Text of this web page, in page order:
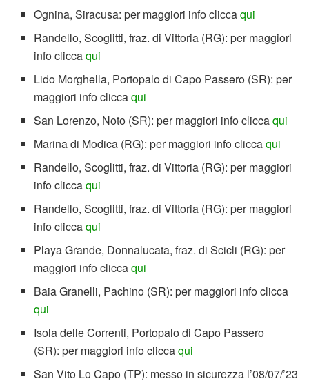
Ognina, Siracusa: per maggiori info cliccaqui
Randello, Scoglitti, fraz. di Vittoria (RG): per maggiori
info cliccaqui
Lido Morghella, Portopalo di Capo Passero (SR): per
maggiori info cliccaqui
San Lorenzo, Noto (SR): per maggiori info cliccaqui
Marina di Modica (RG): per maggiori info cliccaqui
Randello, Scoglitti, fraz. di Vittoria (RG): per maggiori
info cliccaqui
Randello, Scoglitti, fraz. di Vittoria (RG): per maggiori
info cliccaqui
Playa Grande, Donnalucata, fraz. di Scicli (RG): per
maggiori info cliccaqui
Baia Granelli, Pachino (SR): per maggiori info clicca
qui
Isola delle Correnti, Portopalo di Capo Passero
(SR): per maggiori info cliccaqui
San Vito Lo Capo (TP): messo in sicurezza l’08/07/’23